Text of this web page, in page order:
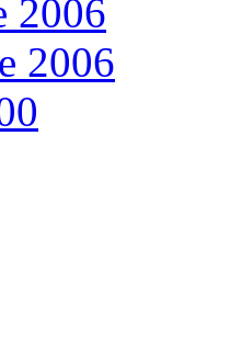
2006
2006